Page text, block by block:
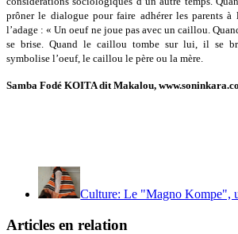
prôner le dialogue pour faire adhérer les parents à
l’adage : « Un oeuf ne joue pas avec un caillou.
se brise. Quand le caillou tombe sur lui, il se
symbolise l’oeuf, le caillou le père ou la mère.
Samba Fodé KOITA dit Makalou,
Culture: Le "Magno Kompe",
Articles en relation